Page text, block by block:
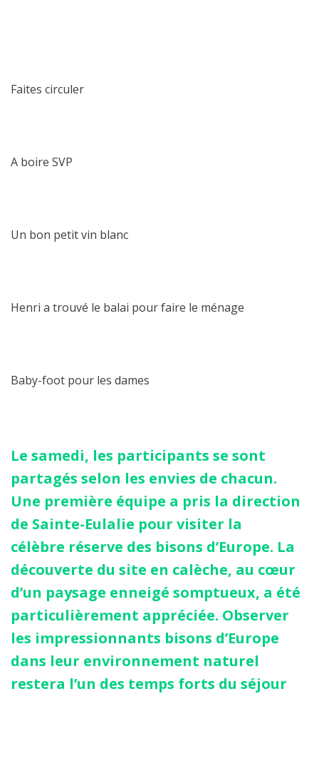
Faites circuler
A boire SVP
Un bon petit vin blanc
Henri a trouvé le balai pour faire le ménage
Baby-foot pour les dames
Le samedi, les participants se sont
partagés selon les envies de chacun.
Une première équipe a pris la direction
de Sainte-Eulalie pour visiter la
célèbre réserve des bisons d’Europe. La
découverte du site en calèche, au cœur
d’un paysage enneigé somptueux, a été
particulièrement appréciée. Observer
les impressionnants bisons d’Europe
dans leur environnement naturel
restera l’un des temps forts du séjour